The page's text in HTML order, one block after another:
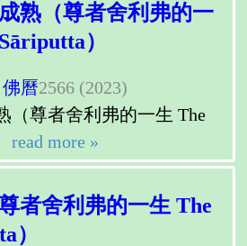
熟（尊者舍利弗的一
）
佛曆2566 (2023)
（尊者舍利弗的一生 The
read more »
者舍利弗的一生 The
）